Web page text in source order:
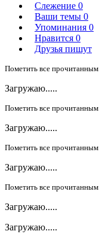
Слежение 0
Ваши темы 0
Упоминания 0
Нравится 0
Друзья пишут
Пометить все прочитанным
Загружаю.....
Пометить все прочитанным
Загружаю.....
Пометить все прочитанным
Загружаю.....
Пометить все прочитанным
Загружаю.....
Загружаю.....